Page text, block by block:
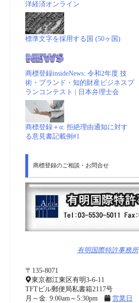
洋経済オンライン
標準文字を採用する国 (50ヶ国)
商標登録insideNews: 令和2年度 技
術・ブランド・知的財産ビジネスプ
ランコンテスト | 日本弁理士会
商標登録＋α: 拒絶理由通知に対す
る意見書記載例#1
商標登録のご相談・お問合せ
有明国際特許事務所
〒135-8071
東京都江東区有明3-6-11
TFTビル郵便局私書箱2117号
月～金: 9:00am～5:30pm
営業日